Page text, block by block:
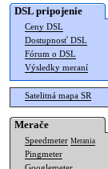
DSL pripojenie
Ceny DSL
Dostupnosť DSL
Fórum o DSL
Výsledky meraní
Satelitná mapa SR
Merače
Speedmeter Merania
Pingmeter